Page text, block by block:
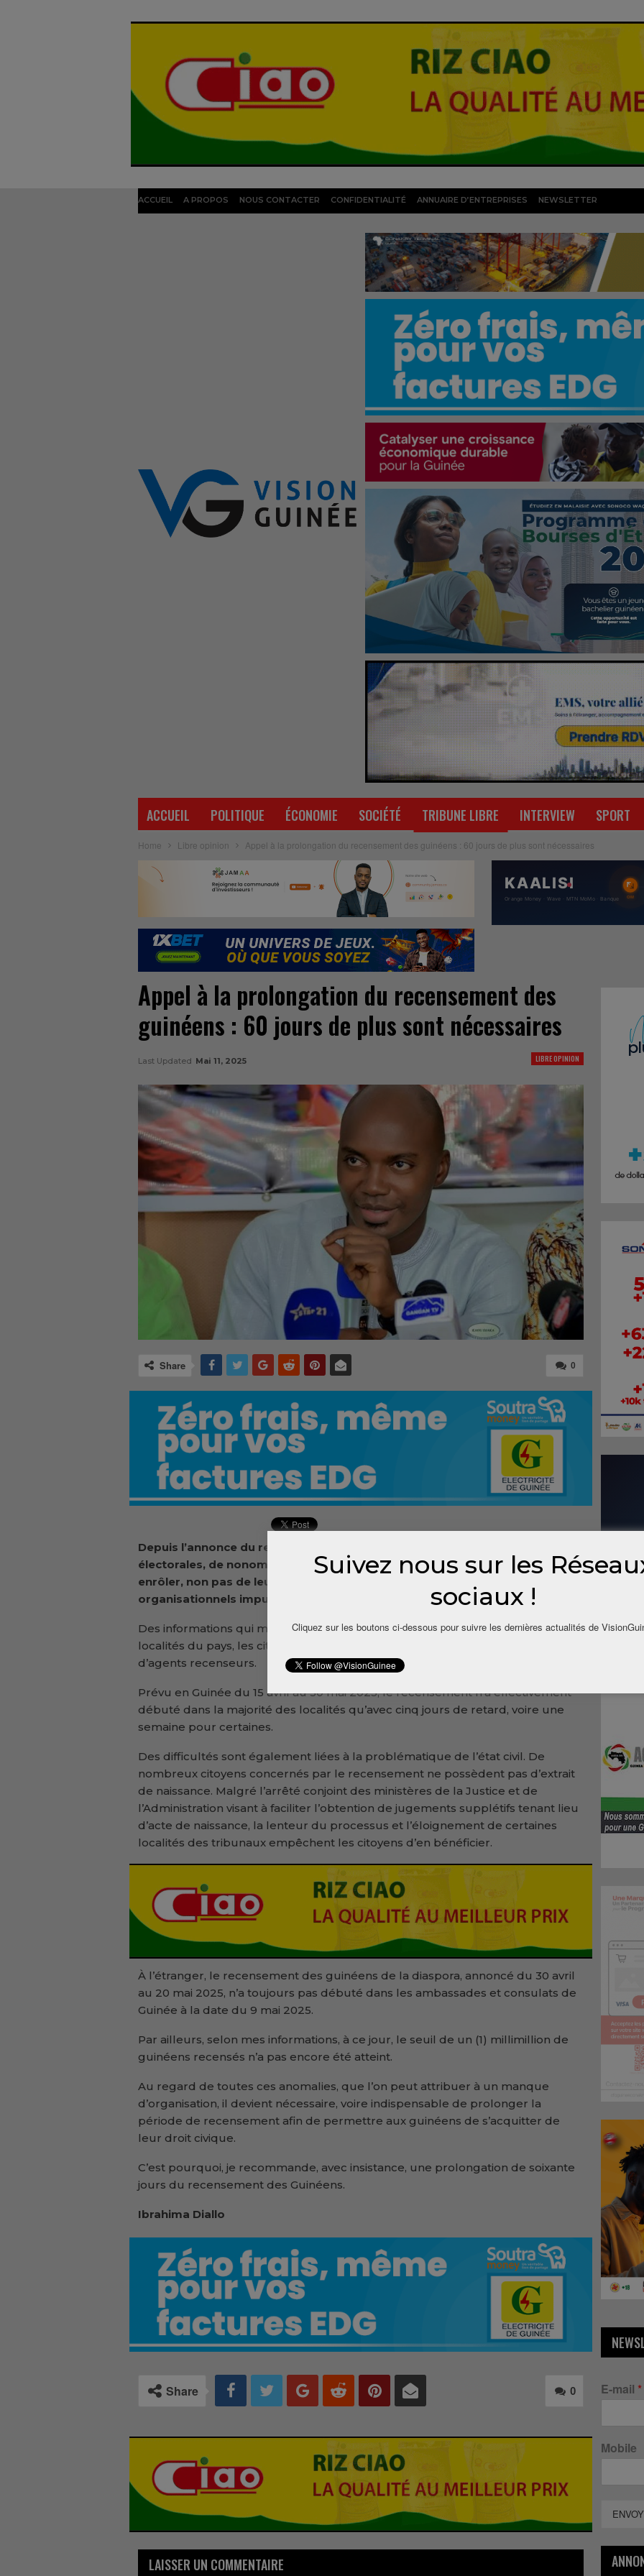
ACCUEIL A PROPOS NOUS CONTACTER CONFIDENTIALITÉ ANNUAIRE D’ENTREPRISES NEWSLETTER
ACCUEIL POLITIQUE ÉCONOMIE SOCIÉTÉ TRIBUNE LIBRE INTERVIEW SPORT
Home Libre opinion Appel à la prolongation du recensement des guinéens : 60 jours de plus sont nécessaires
Appel à la prolongation du recensement des
guinéens : 60 jours de plus sont nécessaires
LIBRE OPINION
Last Updated Mai 11, 2025
0
Share
Depuis l’annonce du recensement biométrique à des fins d’état civil et
électorales, de nonombreux guinéens éprouvent des difficultés à se faire
enrôler, non pas de leur fait, mais en raison des dysfonctionnements
organisationnels imputables aux autorités.
Des informations qui me sont parvenues indiquent que, dans certaines
localités du pays, les citoyens n’ont, à ce jour, pas aperçu la moindre présence
d’agents recenseurs.
Prévu en Guinée du 15 avril au 30 mai 2025, le recensement n’a effectivement
débuté dans la majorité des localités qu’avec cinq jours de retard, voire une
semaine pour certaines.
Des difficultés sont également liées à la problématique de l’état civil. De
nombreux citoyens concernés par le recensement ne possèdent pas d’extrait
de naissance. Malgré l’arrêté conjoint des ministères de la Justice et de
l’Administration visant à faciliter l’obtention de jugements supplétifs tenant lieu
d’acte de naissance, la lenteur du processus et l’éloignement de certaines
localités des tribunaux empêchent les citoyens d’en bénéficier.
À l’étranger, le recensement des guinéens de la diaspora, annoncé du 30 avril
au 20 mai 2025, n’a toujours pas débuté dans les ambassades et consulats de
Guinée à la date du 9 mai 2025.
Par ailleurs, selon mes informations, à ce jour, le seuil de un (1) millimillion de
guinéens recensés n’a pas encore été atteint.
Au regard de toutes ces anomalies, que l’on peut attribuer à un manque
d’organisation, il devient nécessaire, voire indispensable de prolonger la
période de recensement afin de permettre aux guinéens de s’acquitter de
leur droit civique.
C’est pourquoi, je recommande, avec insistance, une prolongation de soixante
jours du recensement des Guinéens.
Ibrahima Diallo
0
Share
LAISSER UN COMMENTAIRE
E-mail *
Mobile
Suivez nous sur les
sociaux !
Cliquez sur les boutons ci-dessous pour suivre les dernières actualités de